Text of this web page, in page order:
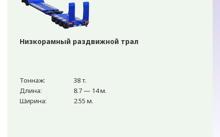
Низкорамный раздвижной трал
Тоннаж:
38 т.
Длина:
8.7 — 14 м.
Ширина:
2.55 м.